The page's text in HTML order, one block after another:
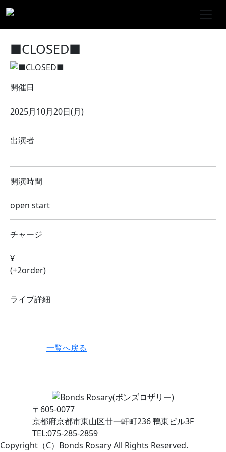
■CLOSED■
開催日
2025月10月20日(月)
出演者
開演時間
open start
チャージ
¥
(+2order)
ライブ詳細
一覧へ戻る
〒605-0077
京都府京都市東山区廿一軒町236 鴨東ビル3F
TEL:075-285-2859
Copyright（C）Bonds Rosary All Rights Reserved.